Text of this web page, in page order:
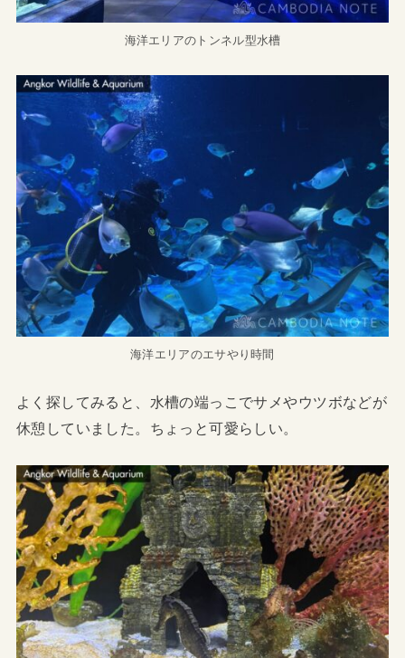
海洋エリアのトンネル型水槽
海洋エリアのエサやり時間
よく探してみると、水槽の端っこでサメやウツボなどが
休憩していました。ちょっと可愛らしい。